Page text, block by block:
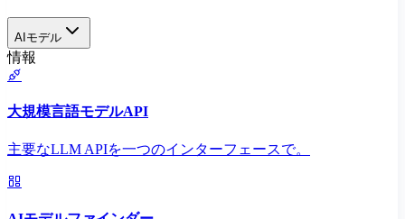
AIモデル
情報
大規模言語モデルAPI
主要なLLM APIを一つのインターフェースで。